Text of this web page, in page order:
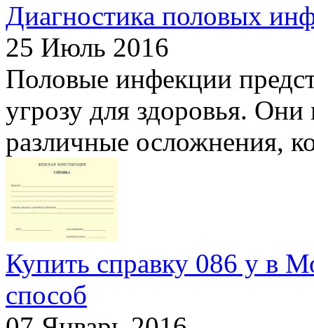
Диагностика половых
25 Июль 2016
Половые инфекции
угрозу для здоровья.
различные осложнения,
Купить справку 086 у в
способ